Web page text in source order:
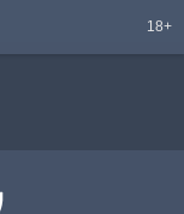
18+